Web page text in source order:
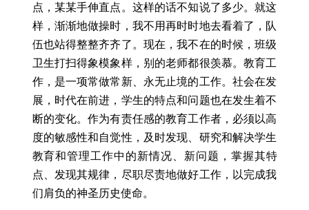
点，某某手伸直点。这样的话不知说了多少。就这
样，渐渐地做操时，我不用再时时地去看着了，队
伍也站得整整齐齐了。现在，我不在的时候，班级
卫生打扫得象模象样，别的老师都很羡慕。教育工
作，是一项常做常新、永无止境的工作。社会在发
展，时代在前进，学生的特点和问题也在发生着不
断的变化。作为有责任感的教育工作者，必须以高
度的敏感性和自觉性，及时发现、研究和解决学生
教育和管理工作中的新情况、新问题，掌握其特
点、发现其规律，尽职尽责地做好工作，以完成我
们肩负的神圣历史使命。